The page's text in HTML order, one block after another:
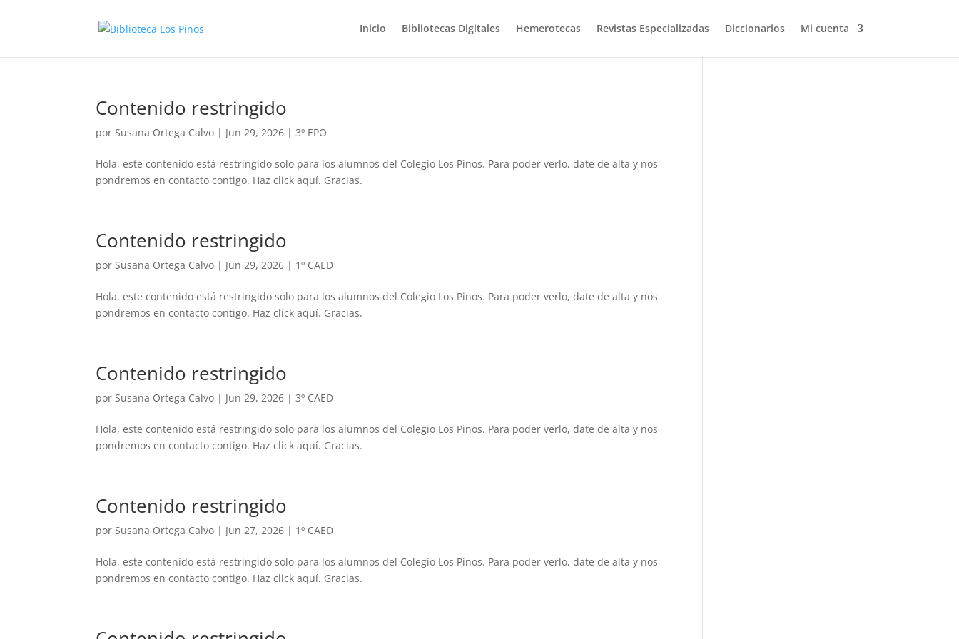
Inicio Bibliotecas Digitales Hemerotecas Revistas Especializadas Diccionarios Mi cuenta
Contenido restringido
porSusana Ortega Calvo | Jun 29, 2026 |3º EPO
Hola, este contenido está restringido solo para los alumnos del Colegio Los Pinos. Para poder verlo, date de alta y nos
pondremos en contacto contigo. Haz click aquí. Gracias.
Contenido restringido
porSusana Ortega Calvo | Jun 29, 2026 | 1º CAED
Hola, este contenido está restringido solo para los alumnos del Colegio Los Pinos. Para poder verlo, date de alta y nos
pondremos en contacto contigo. Haz click aquí. Gracias.
Contenido restringido
porSusana Ortega Calvo | Jun 29, 2026 |3º CAED
Hola, este contenido está restringido solo para los alumnos del Colegio Los Pinos. Para poder verlo, date de alta y nos
pondremos en contacto contigo. Haz click aquí. Gracias.
Contenido restringido
porSusana Ortega Calvo | Jun 27, 2026 | 1º CAED
Hola, este contenido está restringido solo para los alumnos del Colegio Los Pinos. Para poder verlo, date de alta y nos
pondremos en contacto contigo. Haz click aquí. Gracias.